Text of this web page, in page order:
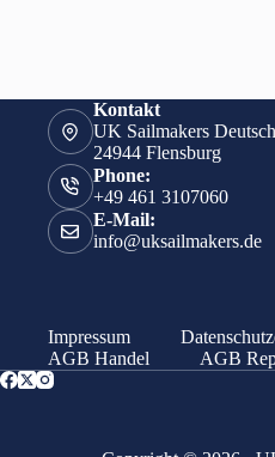
Kontakt
UK Sailmakers
24944 Flensburg
Phone:
+49 461 3107060
E-Mail:
info@uksailmakers.de
Impressum
AGB Handel
AGB